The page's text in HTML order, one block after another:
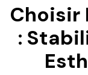
Choisir
: